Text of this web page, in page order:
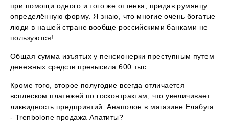
при помощи одного и того же оттенка, придав румянцу
определённую форму. Я знаю, что многие очень богатые
люди в нашей стране вообще российскими банками не
пользуются!
Общая сумма изъятых у пенсионерки преступным путем
денежных средств превысила 600 тыс.
Кроме того, второе полугодие всегда отличается
всплеском платежей по госконтрактам, что увеличивает
ликвидность предприятий. Анаполон в магазине Елабуга
- Trenbolone продажа Апатиты?